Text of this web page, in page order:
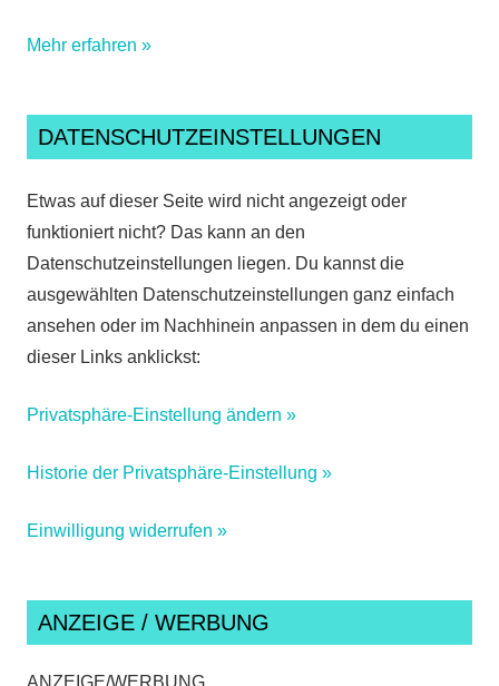
Mehr erfahren »
DATENSCHUTZEINSTELLUNGEN
Etwas auf dieser Seite wird nicht angezeigt oder
funktioniert nicht? Das kann an den
Datenschutzeinstellungen liegen. Du kannst die
ausgewählten Datenschutzeinstellungen ganz einfach
ansehen oder im Nachhinein anpassen in dem du einen
dieser Links anklickst:
Privatsphäre-Einstellung ändern »
Historie der Privatsphäre-Einstellung »
Einwilligung widerrufen »
ANZEIGE / WERBUNG